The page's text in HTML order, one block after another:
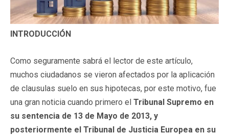
INTRODUCCIÓN
Como seguramente sabrá el lector de este artículo,
muchos ciudadanos se vieron afectados por la aplicación
de clausulas suelo en sus hipotecas, por este motivo, fue
una gran noticia cuando primero el Tribunal Supremo en
su sentencia de 13 de Mayo de 2013, y
posteriormente el Tribunal de Justicia Europea en su